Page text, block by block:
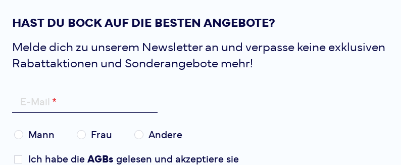
HAST DU BOCK AUF DIE BESTEN ANGEBOTE?
Melde dich zu unserem Newsletter an und verpasse keine exklusiven
Rabattaktionen und Sonderangebote mehr!
E-Mail
Mann Frau Andere
Ich habe die AGBs gelesen und akzeptiere sie